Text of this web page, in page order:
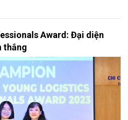
Award: Đại diện
thắng